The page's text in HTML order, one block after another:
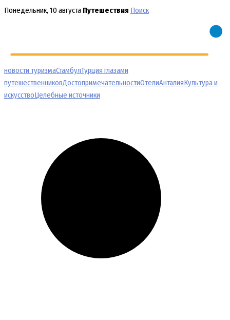
Перейти
Понедельник, 10 августа Путешествия Поиск
новости туризмаСтамбулТурция глазами
путешественниковДостопримечательностиОтелиАнталияКультура и
искусствоЦелебные источники